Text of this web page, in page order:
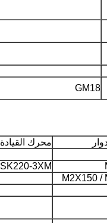
GM18
محرك القيادة
SK220-3XM
M2X150 /